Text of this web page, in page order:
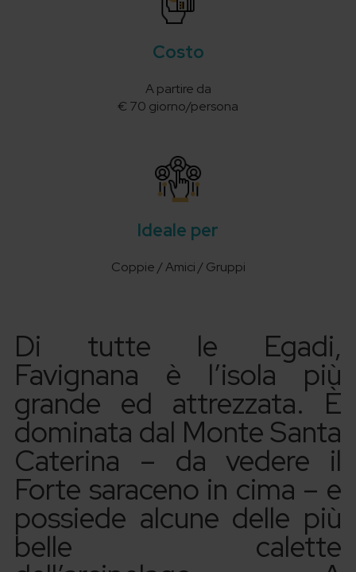
Costo
A partire da
€ 70 giorno/persona
Ideale per
Coppie / Amici / Gruppi
Di tutte le Egadi,
Favignana è l’isola più
grande ed attrezzata. È
dominata dal Monte Santa
Caterina – da vedere il
Forte saraceno in cima – e
possiede alcune delle più
belle calette